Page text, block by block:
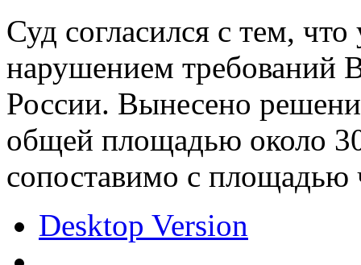
Суд согласился с тем,
нарушением требований
России. Вынесено
общей площадью около
сопоставимо с площадью
Desktop Version